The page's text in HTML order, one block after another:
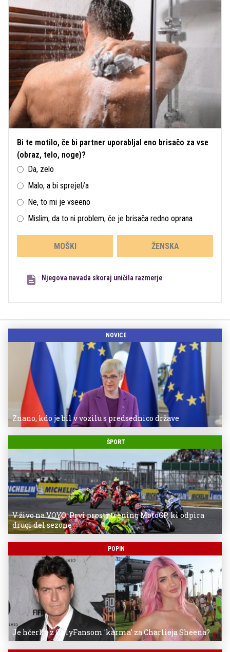
Bi te motilo, če bi partner uporabljal eno brisačo za vse
(obraz, telo, noge)?
Da, zelo
Malo, a bi sprejel/a
Ne, to mi je vseeno
Mislim, da to ni problem, če je brisača redno oprana
MOŠKI ŽENSKA
Njegova navada skoraj uničila razmerje
NOVICE
Znano, kdo je bil v vozilu s predsednico države
ŠPORT
V živo na VOYO: Prvi prosti trening MotoGP, ki odpira
drugi del sezone
POPIN
Je hčerka z OnlyFansom 'karma' za Charlieja Sheena?